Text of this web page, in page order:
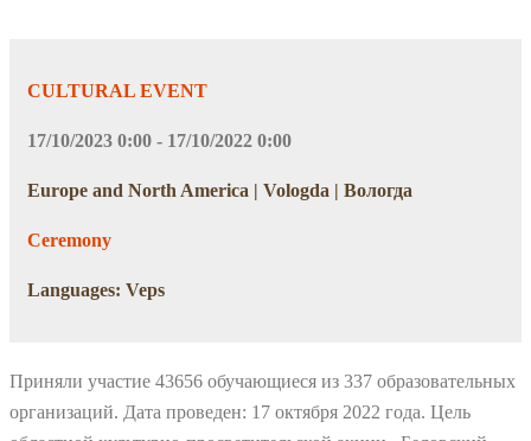
CULTURAL EVENT
17/10/2023 0:00 - 17/10/2022 0:00
Europe and North America | Vologda | Вологда
Ceremony
Languages: Veps
Приняли участие 43656 обучающиеся из 337 образовательных
организаций. Дата проведен: 17 октября 2022 года. Цель